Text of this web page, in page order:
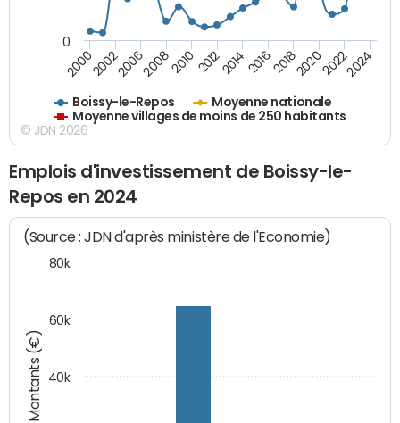
Boissy-le-Repos
Moyenne nationale
Moyenne villages de moins de 250 habitants
20002002200620082010 2012201420162018202020222024
0
© JDN 2026
Emplois d'investissement de Boissy-le-
Repos en 2024
Montants (€)
(Source : JDN d'après ministère de l'Economie)
40k
60k
80k